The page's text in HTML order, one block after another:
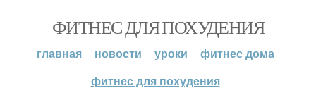
ФИТНЕС ДЛЯ ПОХУДЕНИЯ
главная новости уроки
фитнес дома
фитнес для похудения